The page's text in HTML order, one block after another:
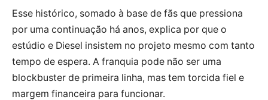
Esse histórico, somado à base de fãs que pressiona
por uma continuação há anos, explica por que o
estúdio e Diesel insistem no projeto mesmo com tanto
tempo de espera. A franquia pode não ser uma
blockbuster de primeira linha, mas tem torcida fiel e
margem financeira para funcionar.